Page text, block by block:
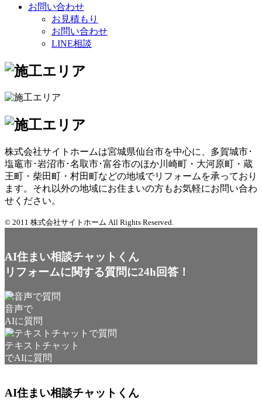
お問い合わせ
お見積もり
お問い合わせ
LINE相談
株式会社サイトホームは宮城県仙台市を中心に、多賀城市･
塩竈市･岩沼市･名取市･富谷市のほか川崎町・大河原町・蔵
王町・柴田町・村田町などの地域でリフォームを承っており
ます。それ以外の地域にお住まいの方もお気軽にお問い合わ
せください。
© 2011 株式会社サイトホーム All Rights Reserved.
AI住まい相談チャットくん
リフォームに関する質問に24h回答！
音声で
AIに質問
テキストチャット
でAIに質問
AI住まい相談チャットくん